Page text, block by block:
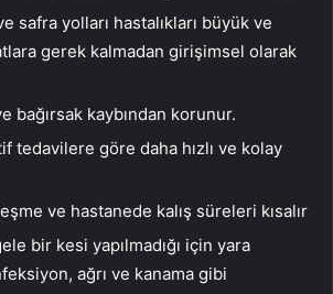
safra yolları hastalıkları büyük ve
gerek kalmadan girişimsel olarak
bağırsak kaybından korunur.
tedavilere göre daha hızlı ve kolay
ve hastanede kalış süreleri kısalır
bir kesi yapılmadığı için yara
ağrı ve kanama gibi